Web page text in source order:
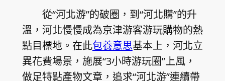
從“河北游”的破圈，到“河北購”的升
溫，河北慢慢成為京津游客游玩購物的熱
點目標地。在此包養意思基本上，河北立
異花費場景，施展“3小時游玩圈”上風，
做足特點產物文章，追求“河北游”連續帶